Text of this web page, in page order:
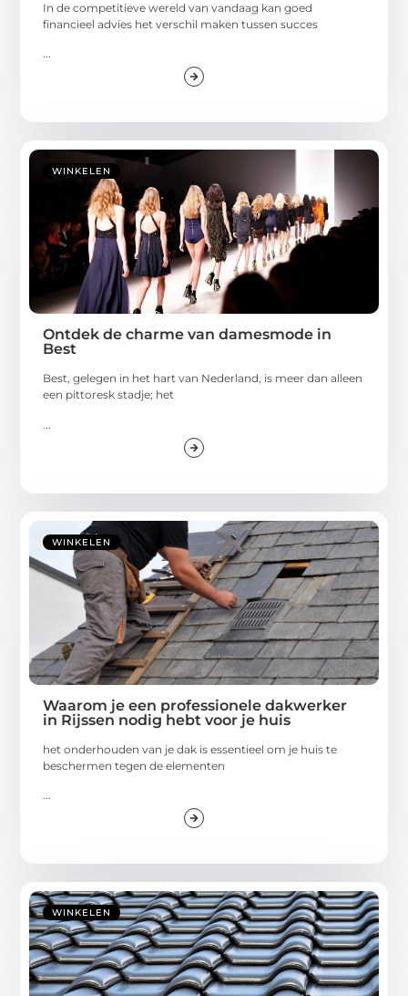
In de competitieve wereld van vandaag kan goed
financieel advies het verschil maken tussen succes
...
WINKELEN
Ontdek de charme van damesmode in
Best
Best, gelegen in het hart van Nederland, is meer dan alleen
een pittoresk stadje; het
WINKELEN
Waarom je een professionele dakwerker
in Rijssen nodig hebt voor je huis
het onderhouden van je dak is essentieel om je huis te
beschermen tegen de elementen
...
WINKELEN